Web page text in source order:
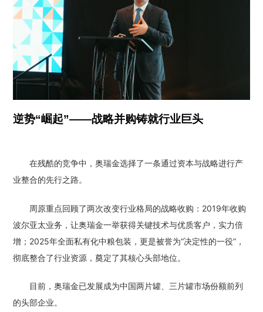
逆势“崛起”——战略并购铸就行业巨头
在残酷的竞争中，奥瑞金选择了一条通过资本与战略进行产
业整合的先行之路。
周原重点回顾了两次改变行业格局的战略收购：2019年收购
波尔亚太业务，让奥瑞金一举获得关键技术与优质客户，实力倍
增；2025年全面私有化中粮包装，更是被誉为“决定性的一役”，
彻底整合了行业资源，奠定了其核心头部地位。
目前，奥瑞金已发展成为中国两片罐、三片罐市场份额前列
的头部企业。